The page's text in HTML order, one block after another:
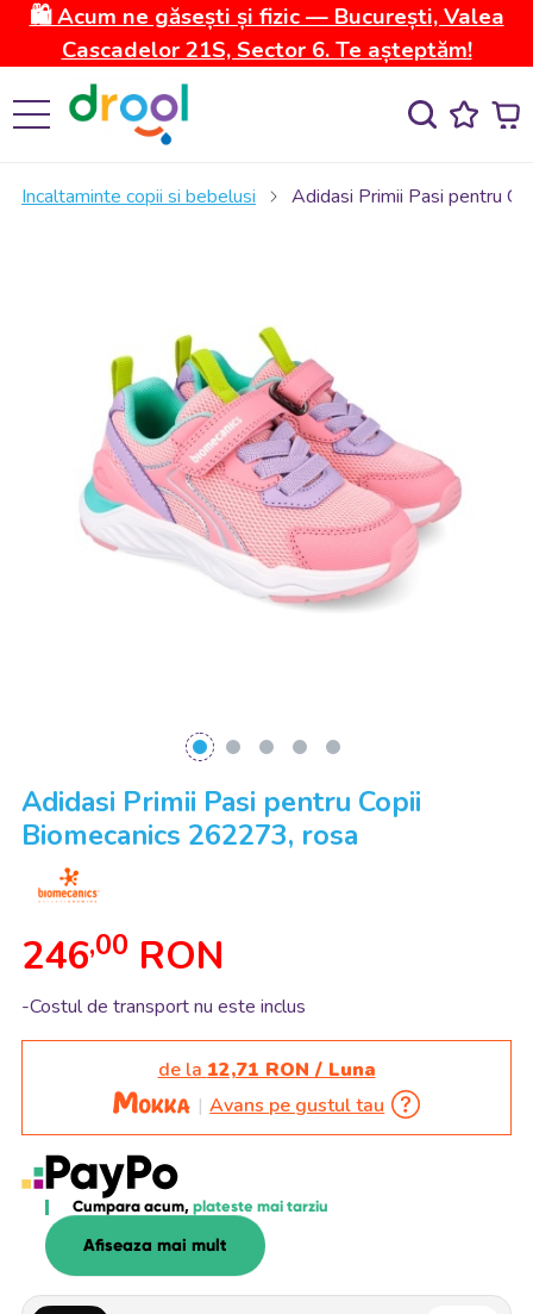
🛍️ Acum ne găsești și fizic — București, Valea
Cascadelor 21S, Sector 6. Te așteptăm!
Incaltaminte copii si bebelusi Adidasi Primii Pasi pentru
Adidasi Primii Pasi pentru Copii
Biomecanics 262273, rosa
246,00 RON
-Costul de transport nu este inclus
de la 12,71 RON / Luna
Avans pe gustul tau
Cumpara acum, plateste mai tarziu
Afiseaza mai mult